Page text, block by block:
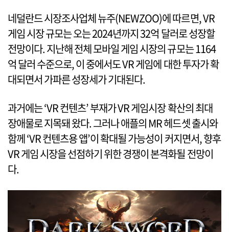
네덜란드 시장조사업체 뉴주(NEWZOO)에 따르면, VR
게임 시장 규모는 오는 2024년까지 32억 달러로 성장할
전망이다. 지난해 전체 모바일 게임 시장의 규모는 1164
억 달러 수준으로, 이 중에서도 VR 게임에 대한 투자가 확
대되면서 가파른 성장세가 기대된다.
과거에는 ‘VR 컨텐츠’ 부재가 VR 게임시장 확산의 최대
장애물로 지목돼 왔다. 그러나 애플의 MR 헤드셋 출시와
함께 ‘VR 컨텐츠용 앱’이 확대될 가능성이 커지면서, 향후
VR 게임 시장을 선점하기 위한 경쟁이 본격화될 전망이
다.